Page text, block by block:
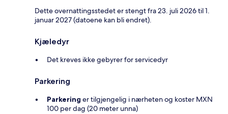
Dette overnattingsstedet er stengt fra 23. juli 2026 til 1.
januar 2027 (datoene kan bli endret).
Kjæledyr
Det kreves ikke gebyrer for servicedyr
Parkering
Parkering er tilgjengelig i nærheten og koster MXN
100 per dag (20 meter unna)